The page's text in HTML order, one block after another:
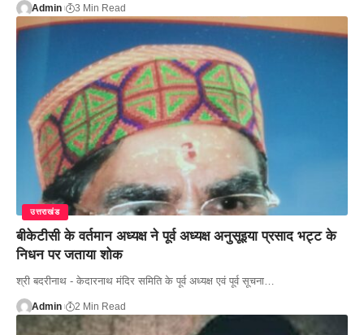
Admin 3 Min Read
उत्तराखंड
बीकेटीसी के वर्तमान अध्यक्ष ने पूर्व अध्यक्ष अनुसूइया प्रसाद भट्ट के
निधन पर जताया शोक
श्री बदरीनाथ - केदारनाथ मंदिर समिति के पूर्व अध्यक्ष एवं पूर्व सूचना…
Admin 2 Min Read